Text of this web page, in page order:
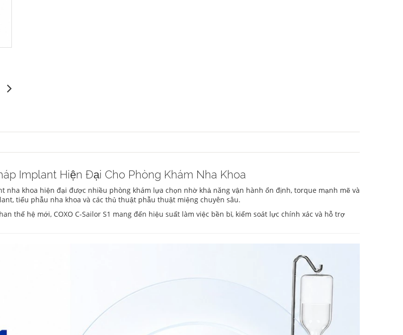
Implant Hiện Đại Cho Phòng Khám Nha Khoa
nha khoa hiện đại được nhiều phòng khám lựa chọn nhờ khả năng vận hành ổn định, torque mạnh mẽ và
tiểu phẫu nha khoa và các thủ thuật phẫu thuật miệng chuyên sâu.
thế hệ mới, COXO C-Sailor S1 mang đến hiệu suất làm việc bền bỉ, kiểm soát lực chính xác và hỗ trợ